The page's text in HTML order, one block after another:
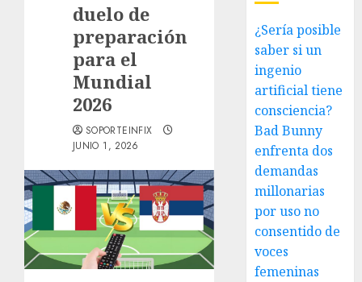
duelo de
preparación
para el
Mundial
2026
SOPORTEINFIX
JUNIO 1, 2026
¿Sería posible
saber si un
ingenio
artificial tiene
consciencia?
Bad Bunny
enfrenta dos
demandas
millonarias
por uso no
consentido de
voces
femeninas